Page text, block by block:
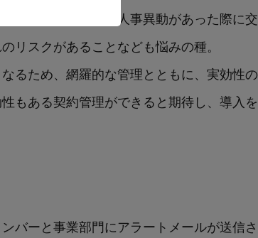
交渉記録がなく、人事異動があった際に交
リスクがあることなども悩みの種。
るため、網羅的な管理とともに、実効性の
もある契約管理ができると期待し、導入を
バーと事業部門にアラートメールが送信さ